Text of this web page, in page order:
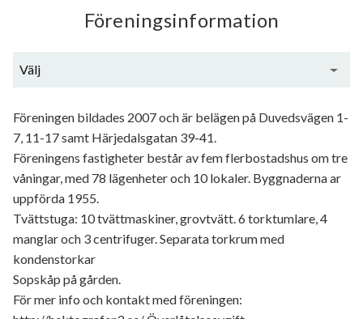
Föreningsinformation
Välj
Föreningen bildades 2007 och är belägen på Duvedsvägen 1-
7, 11-17 samt Härjedalsgatan 39-41.
Föreningens fastigheter består av fem flerbostadshus om tre
våningar, med 78 lägenheter och 10 lokaler. Byggnaderna ar
uppförda 1955.
Tvättstuga: 10 tvättmaskiner, grovtvätt. 6 torktumlare, 4
manglar och 3 centrifuger. Separata torkrum med
kondenstorkar
Sopskåp på gården.
För mer info och kontakt med föreningen: